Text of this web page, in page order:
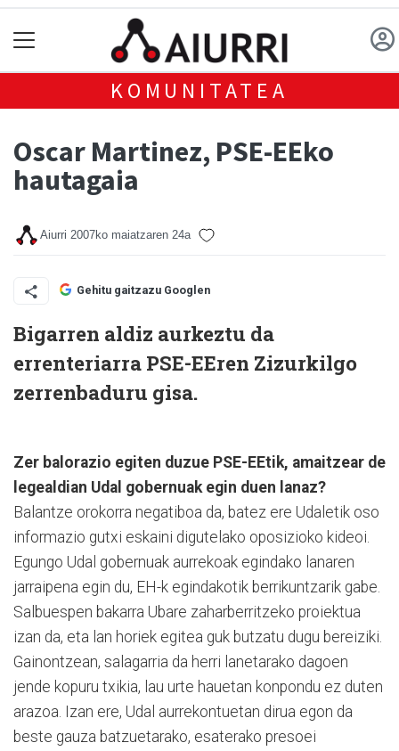
KOMUNITATEA
Oscar Martinez, PSE-EEko
hautagaia
Aiurri 2007ko maiatzaren 24a
Gehitu gaitzazu Googlen
Bigarren aldiz aurkeztu da
errenteriarra PSE-EEren Zizurkilgo
zerrenbaduru gisa.
Zer balorazio egiten duzue PSE-EEtik, amaitzear de
legealdian Udal gobernuak egin duen lanaz?
Balantze orokorra negatiboa da, batez ere Udaletik oso
informazio gutxi eskaini digutelako oposizioko kideoi.
Egungo Udal gobernuak aurrekoak egindako lanaren
jarraipena egin du, EH-k egindakotik berrikuntzarik gabe.
Salbuespen bakarra Ubare zaharberritzeko proiektua
izan da, eta lan horiek egitea guk butzatu dugu bereiziki.
Gainontzean, salagarria da herri lanetarako dagoen
jende kopuru txikia, lau urte hauetan konpondu ez duten
arazoa. Izan ere, Udal aurrekontuetan dirua egon da
beste gauza batzuetarako, esaterako presoei